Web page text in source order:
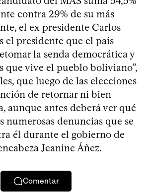
contra 29% de su más
el ex presidente Carlos
el presidente que el país
la senda democrática y
que vive el pueblo boliviano”,
que luego de las elecciones
de retornar ni bien
aunque antes deberá ver qué
numerosas denuncias que se
él durante el gobierno de
Jeanine Áñez.
Comentar